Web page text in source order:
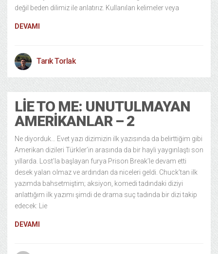
değil beden dilimiz ile anlatırız. Kullanılan kelimeler veya
DEVAMI
Tarık Torlak
LIE TO ME: UNUTULMAYAN
AMERIKANLAR – 2
Ne diyorduk… Evet yazı dizimizin ilk yazısında da belirttiğim gibi
Amerikan dizileri Türkler’in arasında da bir hayli yaygınlaştı son
yıllarda. Lost’la başlayan furya Prison Break’le devam etti
desek yalan olmaz ve ardından da niceleri geldi. Chuck’tan ilk
yazımda bahsetmiştim; aksiyon, komedi tadındaki diziyi
anlattığım ilk yazımı şimdi de drama suç tadında bir dizi takip
edecek: Lie
DEVAMI